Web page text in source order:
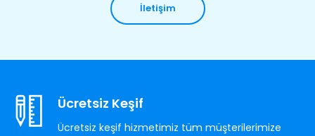
İletişim
Ücretsiz Keşif
Ücretsiz keşif hizmetimiz tüm müşterilerimize